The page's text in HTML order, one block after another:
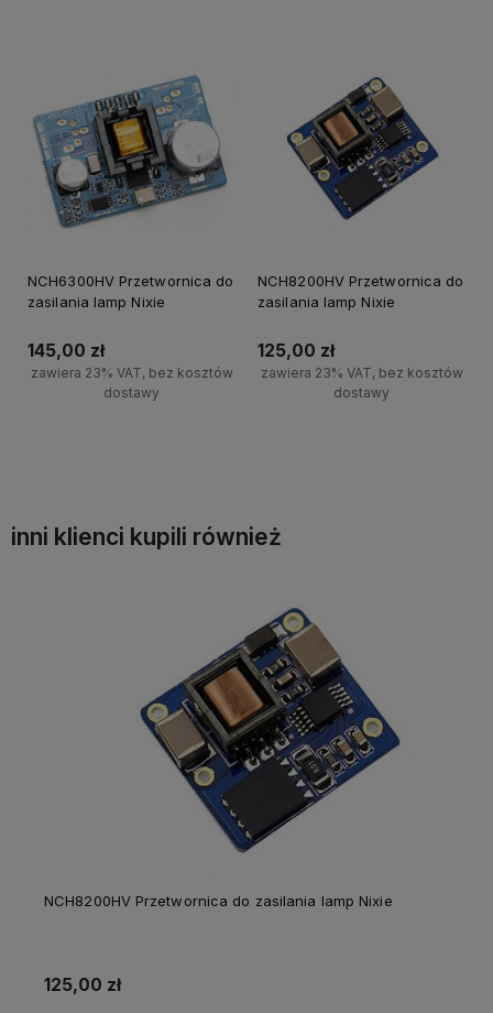
NCH6300HV Przetwornica do
zasilania lamp Nixie
145,00 zł
zawiera 23% VAT, bez kosztów
dostawy
NCH8200HV Przetwornica do
zasilania lamp Nixie
125,00 zł
zawiera 23% VAT, bez kosztów
dostawy
inni klienci kupili również
NCH8200HV Przetwornica do zasilania lamp Nixie
125,00 zł